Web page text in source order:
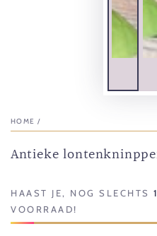
HOME /
Antieke
HAAST JE, NOG SLECHTS 1
VOORRAAD!